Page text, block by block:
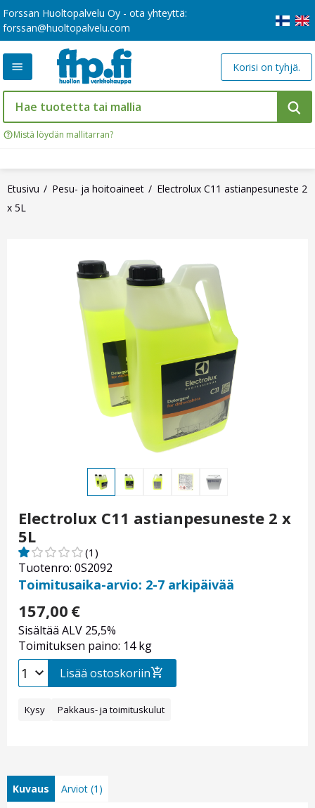
Forssan Huoltopalvelu Oy - ota yhteyttä:
forssan@huoltopalvelu.com
Mistä löydän mallitarran?
Korisi on tyhjä.
Etusivu Pesu- ja hoitoaineet
Electrolux C11 astianpesuneste 2
x 5L
Electrolux C11 astianpesuneste 2 x
5L
Tuotenro: 0S2092
(1)
Toimitusaika-arvio: 2-7 arkipäivää
157,00 €
Sisältää ALV 25,5%
Toimituksen paino: 14 kg
Lisää ostoskoriin
Kysy Pakkaus- ja toimituskulut
Kuvaus Arviot (1)